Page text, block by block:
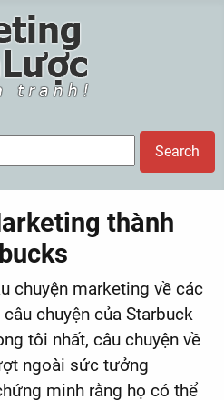
Search
thành
chuyện marketing về các
chuyện của Starbuck
tôi nhất, câu chuyện về
ngoài sức tưởng
minh rằng họ có thể